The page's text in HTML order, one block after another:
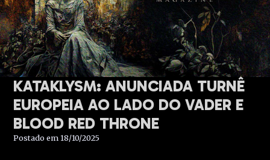
KATAKLYSM: ANUNCIADA TURNÊ
EUROPEIA AO LADO DO VADER E
BLOOD RED THRONE
Postado em 18/10/2025